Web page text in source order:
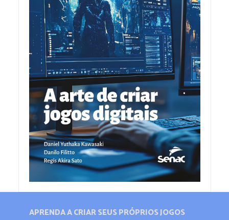
APRENDA A CRIAR SEUS PRÓPRIOS JOGOS